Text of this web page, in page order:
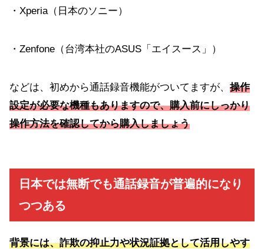
・Xperia（日本のソニー）
・Zenfone（台湾本社のASUS「エイスース」）
などは、初めから通話録音機能がついてますが、 操作
設定が必要な機種もありますので、購入前にしっかり
操作方法を確認してから購入しましょう
日本では無断でも通話録音が普遍的になり
つつある
背景には、詐欺の抑止力や状況証拠として活用しやす